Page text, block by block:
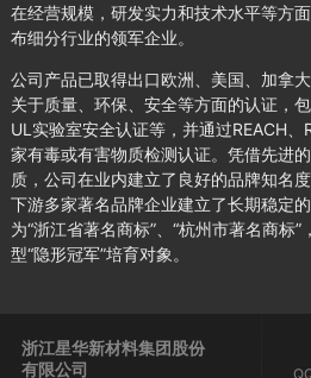
在经营规模，研发实力和技术水平等方
布细分行业的领军企业。
公司产品已取得出口欧洲、美国、加拿
关于质量、环保、安全等方面的认证，
UL实验室安全认证等，并通过REACH、
家有毒或有害物质检测认证。凭借先进
质，公司在业内建立了良好的品牌知名
下游多家著名品牌企业建立了长期稳定
为“浙江省著名商标”、“杭州市著名商标
型“隐形冠军”培育对象。
浙江星华新材料集团股份
有限公司